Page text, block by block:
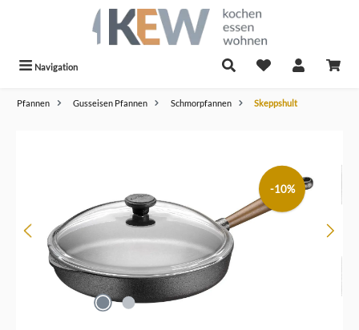
Navigation
Pfannen Gusseisen Pfannen Schmorpfannen Skeppshult
-10%